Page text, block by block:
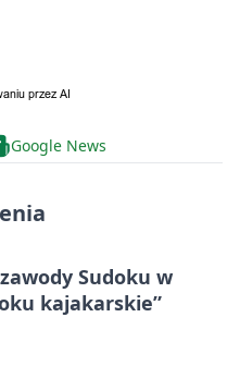
Google News
Sudoku w
kajakarskie”